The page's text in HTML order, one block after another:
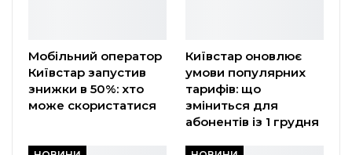
Мобільний оператор
Київстар запустив
знижки в 50%: хто
може скористатися
Київстар оновлює
умови популярних
тарифів: що
зміниться для
абонентів із 1 грудня